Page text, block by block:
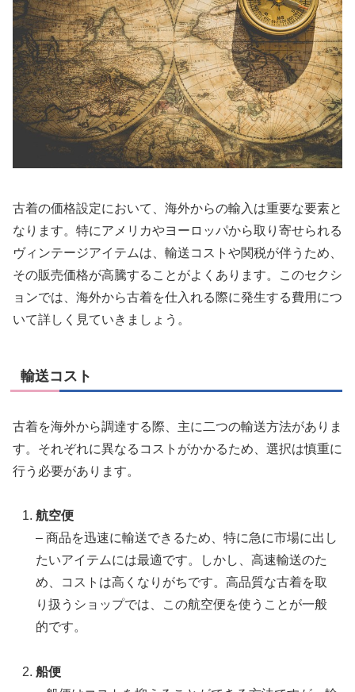
古着の価格設定において、海外からの輸入は重要な要素と
なります。特にアメリカやヨーロッパから取り寄せられる
ヴィンテージアイテムは、輸送コストや関税が伴うため、
その販売価格が高騰することがよくあります。このセクシ
ョンでは、海外から古着を仕入れる際に発生する費用につ
いて詳しく見ていきましょう。
輸送コスト
古着を海外から調達する際、主に二つの輸送方法がありま
す。それぞれに異なるコストがかかるため、選択は慎重に
行う必要があります。
航空便
– 商品を迅速に輸送できるため、特に急に市場に出し
たいアイテムには最適です。しかし、高速輸送のた
め、コストは高くなりがちです。高品質な古着を取
り扱うショップでは、この航空便を使うことが一般
的です。
船便